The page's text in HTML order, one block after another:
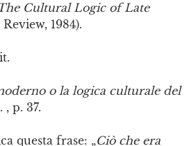
Cultural Logic of Late
1984).
o la logica culturale del
, p. 37.
questa frase: „Ciò che era